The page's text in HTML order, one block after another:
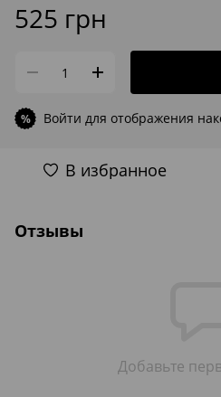
525 грн
% Войти для отображения
В избранное
Отзывы
Добавьте